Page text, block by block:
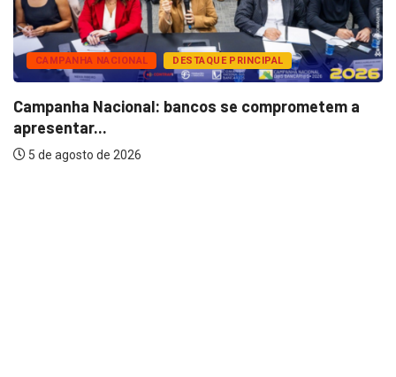
CAMPANHA NACIONAL DESTAQUE PRINCIPAL
Campanha Nacional: bancos se comprometem a
apresentar...
5 de agosto de 2026